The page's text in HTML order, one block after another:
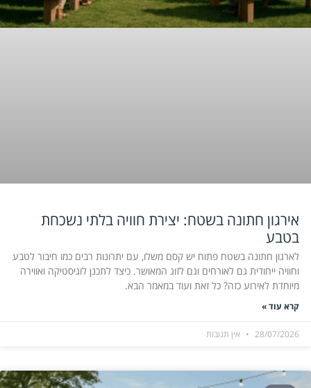
אירגון חתונה בשטח: יצירת חוויה בלתי נשכחת
בטבע
לארגון חתונה בשטח פתוח יש קסם משלו, עם יתרונות רבים כמו חיבור לטבע
וחוויה ייחודית גם לאורחים וגם לזוג המאושר. כיצד לתכנן לוגיסטיקה ואווירה
מיוחדת לאירוע כזה? כל זאת ועוד במאמר הבא.
קרא עוד »
28/07/2026 אין תגובות